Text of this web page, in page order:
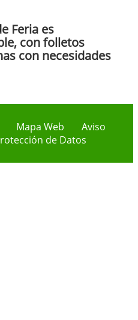
Feria es
con folletos
con necesidades
Mapa Web
Aviso
de Datos